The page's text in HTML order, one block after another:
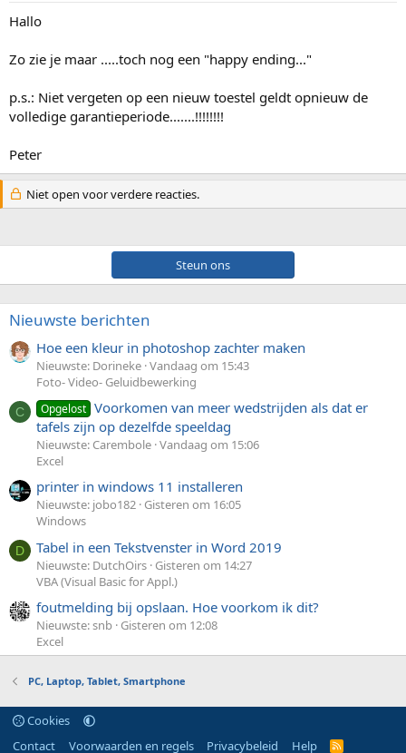
Hallo
Zo zie je maar .....toch nog een "happy ending..."
p.s.: Niet vergeten op een nieuw toestel geldt opnieuw de
volledige garantieperiode.......!!!!!!!!
Peter
Niet open voor verdere reacties.
Steun ons
Nieuwste berichten
Hoe een kleur in photoshop zachter maken
Nieuwste: Dorineke Vandaag om 15:43
Foto- Video- Geluidbewerking
C Opgelost Voorkomen van meer wedstrijden als dat er
tafels zijn op dezelfde speeldag
Nieuwste: Carembole Vandaag om 15:06
Excel
printer in windows 11 installeren
Nieuwste: jobo182 Gisteren om 16:05
Windows
D Tabel in een Tekstvenster in Word 2019
Nieuwste: DutchOirs Gisteren om 14:27
VBA (Visual Basic for Appl.)
foutmelding bij opslaan. Hoe voorkom ik dit?
Nieuwste: snb Gisteren om 12:08
Excel
PC, Laptop, Tablet, Smartphone
Cookies
Contact
Voorwaarden en regels Privacybeleid Help
R